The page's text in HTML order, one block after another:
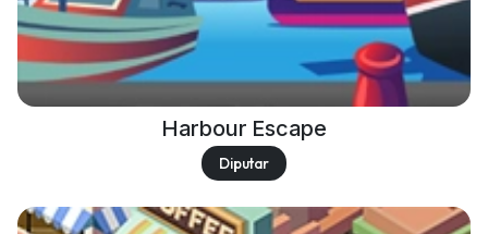
Harbour Escape
Diputar